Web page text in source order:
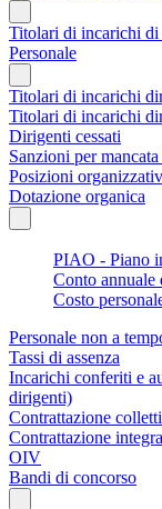
Titolari di incarichi di
Personale
Titolari di incarichi
Titolari di incarichi
Dirigenti cessati
Sanzioni per
Posizioni
Dotazione organica
PIAO - Piano
Conto annuale
Costo
Personale non a
Tassi di assenza
Incarichi conferiti e
dirigenti)
Contrattazione
Contrattazione
OIV
Bandi di concorso